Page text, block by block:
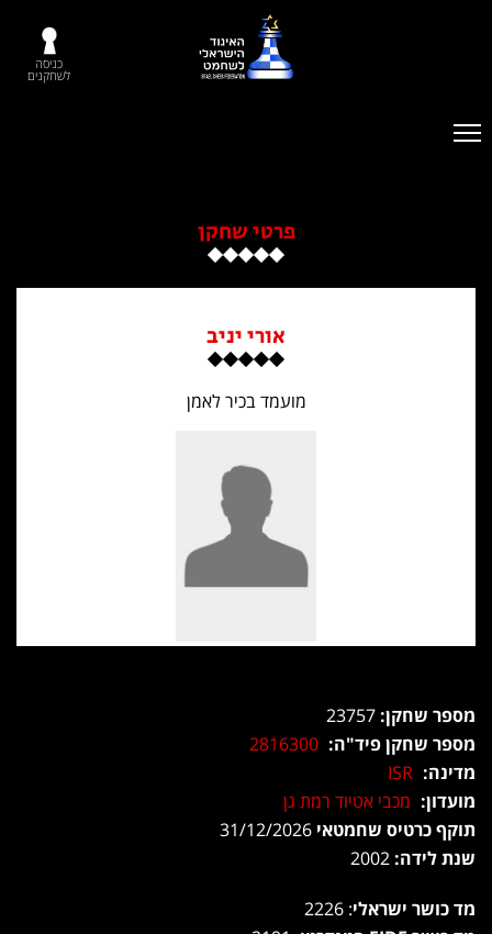
כניסה
לשחקנים
פרטי שחקן
אורי יניב
מועמד בכיר לאמן
מספר שחקן:
מספר שחקן פיד"ה: 2816300
מדינה: ISR
מועדון: מכבי אטיוד רמת גן
תוקף כרטיס שחמטאי
שנת לידה:
מד כושר ישראלי: 2226